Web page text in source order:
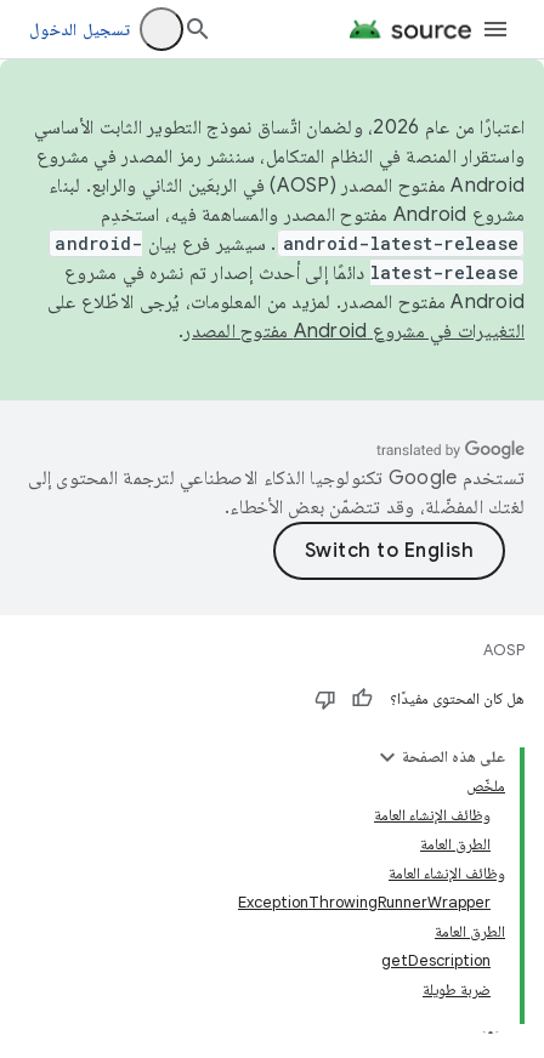
تسجيل الدخول
اعتبارًا من عام 2026، ولضمان اتّساق نموذج التطوير الثابت الأساسي
واستقرار المنصة في النظام المتكامل، سننشر رمز المصدر في مشروع
Android مفتوح المصدر (AOSP) في الربعَين الثاني والرابع. لبناء
مشروع Android مفتوح المصدر والمساهمة فيه، استخدِم
android-latest-release . سيشير فرع بيان android-
latest-release دائمًا إلى أحدث إصدار تم نشره في مشروع
Android مفتوح المصدر. لمزيد من المعلومات، يُرجى الاطّلاع على
التغييرات في مشروع Android مفتوح المصدر
.
تستخدم Google تكنولوجيا الذكاء الاصطناعي لترجمة المحتوى إلى
لغتك المفضّلة، وقد تتضمّن بعض الأخطاء.
AOSP
هل كان المحتوى مفيدًا؟
على هذه الصفحة
ملخّص
وظائف الإنشاء العامة
الطرق العامة
وظائف الإنشاء العامة
ExceptionThrowingRunnerWrapper
الطرق العامة
getDescription
ضربة طويلة